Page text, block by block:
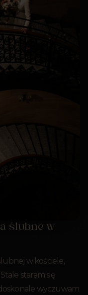
ślubne w
w kościele,
staram się
wyczuwam